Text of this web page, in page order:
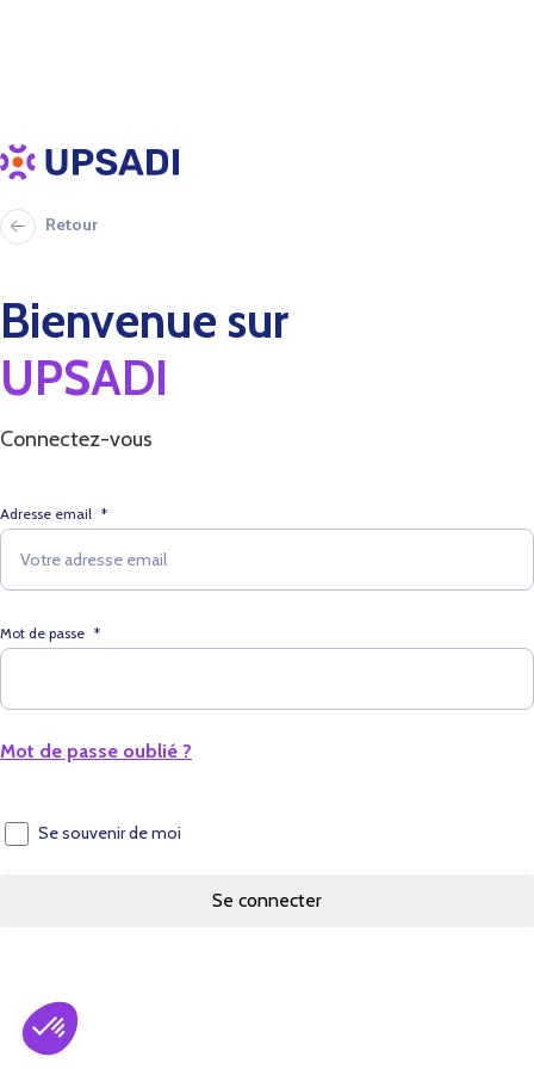
Retour
Bienvenue sur
UPSADI
Connectez-vous
Adresse email *
Mot de passe *
Mot de passe oublié ?
Se souvenir de moi